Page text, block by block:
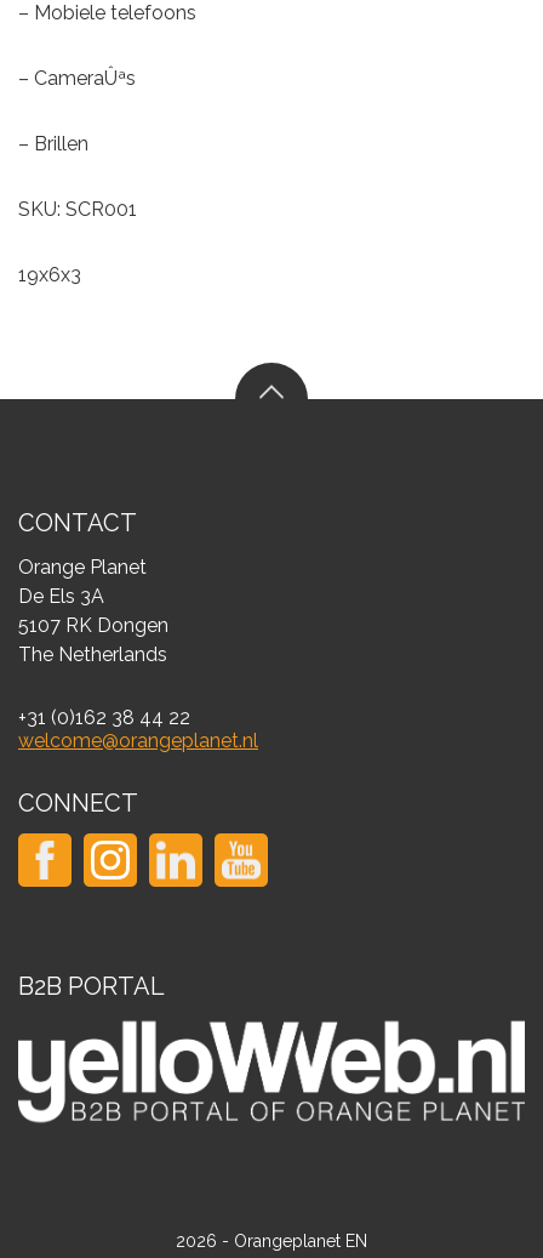
– Mobiele telefoons
– CameraÛªs
– Brillen
SKU: SCR001
19x6x3
CONTACT
Orange Planet
De Els 3A
5107 RK Dongen
The Netherlands
+31 (0)162 38 44 22
welcome@orangeplanet.nl
CONNECT
B2B PORTAL
2026 - Orangeplanet EN